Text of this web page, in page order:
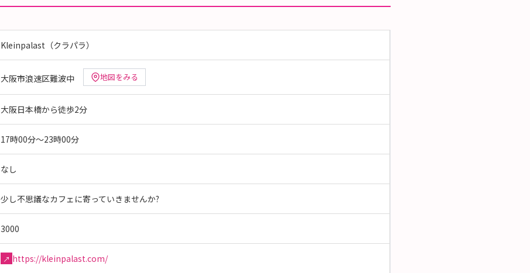
Kleinpalast（クラパラ）
大阪市浪速区難波中 地図をみる
大阪日本橋から徒歩2分
17時00分～23時00分
なし
少し不思議なカフェに寄っていきませんか?
3000
↗ https://kleinpalast.com/